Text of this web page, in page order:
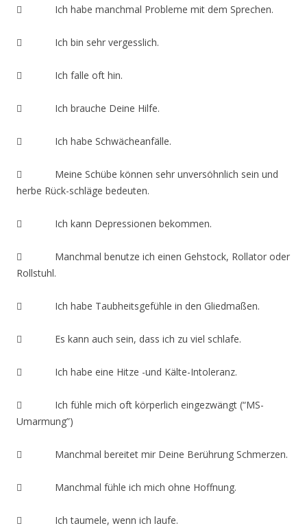
 Ich habe manchmal Probleme mit dem Sprechen.
 Ich bin sehr vergesslich.
 Ich falle oft hin.
 Ich brauche Deine Hilfe.
 Ich habe Schwächeanfälle.
 Meine Schübe können sehr unversöhnlich sein und
herbe Rück-schläge bedeuten.
 Ich kann Depressionen bekommen.
 Manchmal benutze ich einen Gehstock, Rollator oder
Rollstuhl.
 Ich habe Taubheitsgefühle in den Gliedmaßen.
 Es kann auch sein, dass ich zu viel schlafe.
 Ich habe eine Hitze -und Kälte-Intoleranz.
 Ich fühle mich oft körperlich eingezwängt (“MS-
Umarmung”)
 Manchmal bereitet mir Deine Berührung Schmerzen.
 Manchmal fühle ich mich ohne Hoffnung.
 Ich taumele, wenn ich laufe.